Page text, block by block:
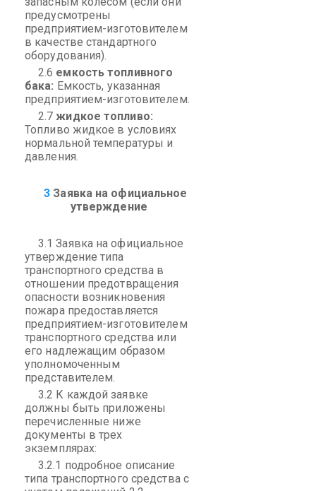
предусмотрены
предприятием-изготовителем
в качестве стандартного
оборудования).
2.6 емкость топливного
бака: Емкость, указанная
предприятием-изготовителем.
2.7 жидкое топливо:
Топливо жидкое в условиях
нормальной температуры и
давления.
3 Заявка на официальное
утверждение
3.1 Заявка на официальное
утверждение типа
транспортного средства в
отношении предотвращения
опасности возникновения
пожара предоставляется
предприятием-изготовителем
транспортного средства или
его надлежащим образом
уполномоченным
представителем.
3.2 К каждой заявке
должны быть приложены
перечисленные ниже
документы в трех
экземплярах:
3.2.1 подробное описание
типа транспортного средства с